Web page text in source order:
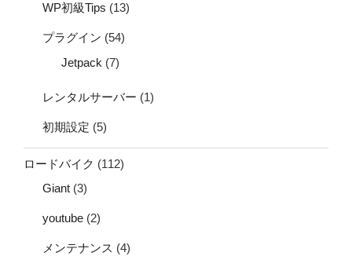
WP初級Tips (13)
プラグイン (54)
Jetpack (7)
レンタルサーバー (1)
初期設定 (5)
ロードバイク (112)
Giant (3)
youtube (2)
メンテナンス (4)